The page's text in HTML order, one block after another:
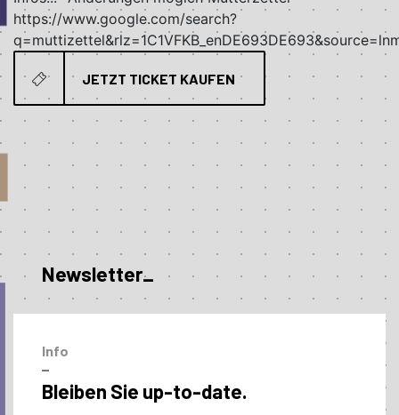
https://www.google.com/search?
JETZT TICKET KAUFEN
Newsletter_
Info
–
Bleiben Sie up-to-date.